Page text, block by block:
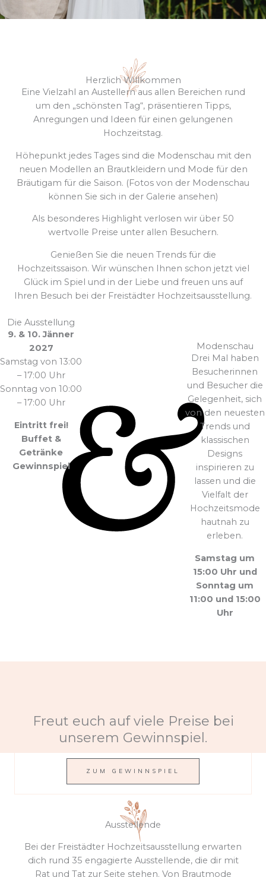
Herzlich Willkommen
Eine Vielzahl an Austellern aus allen Bereichen rund
um den „schönsten Tag“, präsentieren Tipps,
Anregungen und Ideen für einen gelungenen
Hochzeitstag.
Höhepunkt jedes Tages sind die Modenschau mit den
neuen Modellen an Brautkleidern und Mode für den
Bräutigam für die Saison. (Fotos von der Modenschau
können Sie sich in der Galerie ansehen)
Als besonderes Highlight verlosen wir über 50
wertvolle Preise unter allen Besuchern.
Genießen Sie die neuen Trends für die
Hochzeitssaison. Wir wünschen Ihnen schon jetzt viel
Glück im Spiel und in der Liebe und freuen uns auf
Ihren Besuch bei der Freistädter Hochzeitsausstellung.
Die Ausstellung
9. & 10. Jänner
2027
Samstag von 13:00
– 17:00 Uhr
Sonntag von 10:00
– 17:00 Uhr
Eintritt frei!
Buffet &
Getränke
Gewinnspiel
Modenschau
Drei Mal haben
Besucherinnen
und Besucher die
Gelegenheit, sich
von den neuesten
Trends und
klassischen
Designs
inspirieren zu
lassen und die
Vielfalt der
Hochzeitsmode
hautnah zu
erleben.
Samstag um
15:00 Uhr und
Sonntag um
11:00 und 15:00
Uhr
Freut euch auf viele Preise bei
unserem Gewinnspiel.
ZUM GEWINNSPIEL
Ausstellende
Bei der Freistädter Hochzeitsausstellung erwarten
dich rund 35 engagierte Ausstellende, die dir mit
Rat und Tat zur Seite stehen. Von Brautmode